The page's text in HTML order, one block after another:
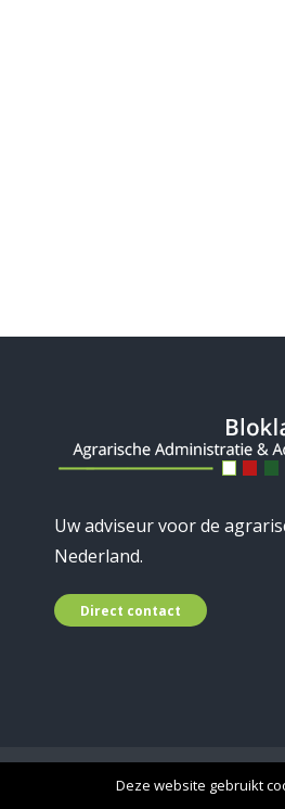
Uw adviseur voor de
Nederland.
Direct contact
Deze website gebruikt